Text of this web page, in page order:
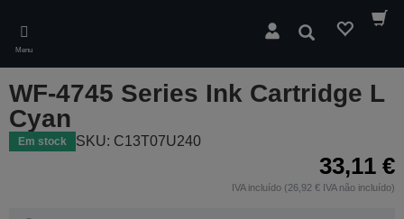
main
content
Menu
Pesquisar
WF-4745 Series Ink Cartridge L
Cyan
Em stock SKU: C13T07U240
33,11 €
IVA incluído (26,92 € IVA não incluído)